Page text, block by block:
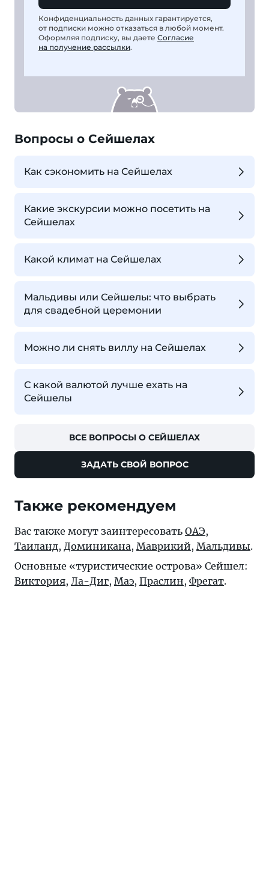
Конфиденциальность данных гарантируется,
от подписки можно отказаться в любой момент.
Оформляя подписку, вы даете Согласие
на получение рассылки.
Вопросы о Сейшелах
Как сэкономить на Сейшелах
Какие экскурсии можно посетить на
Сейшелах
Какой климат на Сейшелах
Мальдивы или Сейшелы: что выбрать
для свадебной церемонии
Можно ли снять виллу на Сейшелах
С какой валютой лучше ехать на
Сейшелы
ВСЕ ВОПРОСЫ О СЕЙШЕЛАХ
ЗАДАТЬ СВОЙ ВОПРОС
Также рекомендуем
Вас также могут заинтересовать ОАЭ,
Таиланд, Доминикана, Маврикий, Мальдивы.
Основные «туристические острова» Сейшел:
Виктория, Ла-Диг, Маэ, Праслин, Фрегат.